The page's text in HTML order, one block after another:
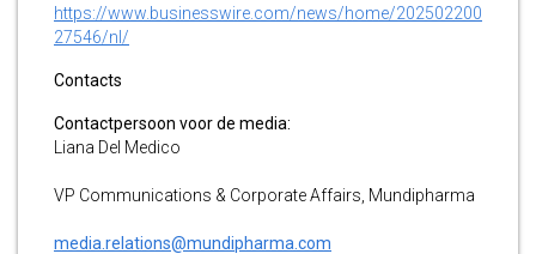
https://www.businesswire.com/news/home/202502200
27546/nl/
Contacts
Contactpersoon voor de media:
Liana Del Medico
VP Communications & Corporate Affairs, Mundipharma
media.relations@mundipharma.com